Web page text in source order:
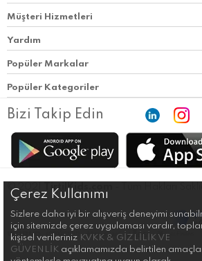
Müşteri Hizmetleri
Yardım
Popüler Markalar
Popüler Kategoriler
Bizi Takip Edin
© 2021 TirtilKids.com
Çerez Kullanımı
Sizlere daha iyi bir alışveriş deneyimi
için sitemizde çerez uygulaması vardır,
kişisel verileriniz KVKK & GİZLİLİK VE
GÜVENLİK açıklamamızda belirtilen